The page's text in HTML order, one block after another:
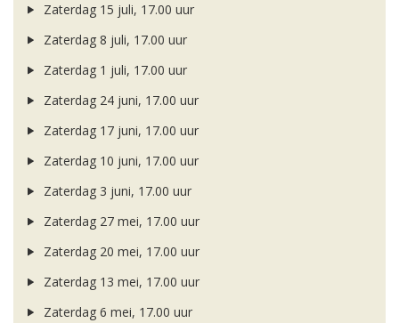
Zaterdag 15 juli, 17.00 uur
Zaterdag 8 juli, 17.00 uur
Zaterdag 1 juli, 17.00 uur
Zaterdag 24 juni, 17.00 uur
Zaterdag 17 juni, 17.00 uur
Zaterdag 10 juni, 17.00 uur
Zaterdag 3 juni, 17.00 uur
Zaterdag 27 mei, 17.00 uur
Zaterdag 20 mei, 17.00 uur
Zaterdag 13 mei, 17.00 uur
Zaterdag 6 mei, 17.00 uur